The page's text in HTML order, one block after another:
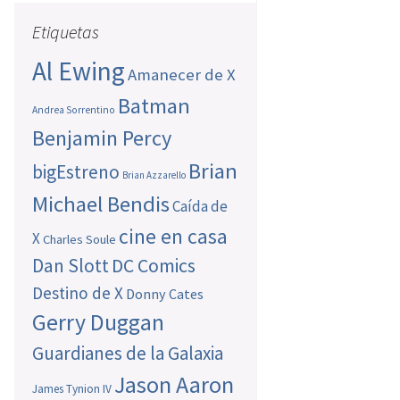
Etiquetas
Al EwingAmanecer de X
Andrea Sorrentino Batman
Benjamin Percy
bigEstreno Brian Azzarello Brian
Michael BendisCaída de
XCharles Soule cine en casa
Dan SlottDC Comics
Destino de X Donny Cates
Gerry Duggan
Guardianes de la Galaxia
James Tynion IV Jason Aaron